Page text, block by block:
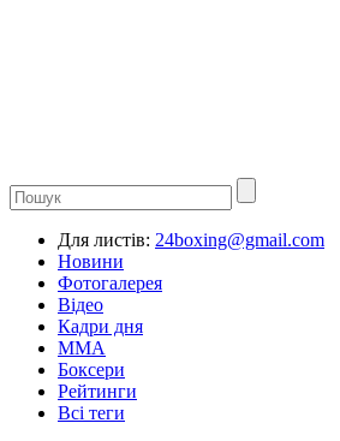
Для листів: 24boxing@gmail.com
Новини
Фотогалерея
Відео
Кадри дня
ММА
Боксери
Рейтинги
Всі теги